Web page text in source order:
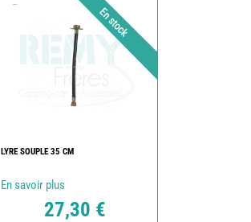
LYRE SOUPLE 35 CM
En savoir plus
27,30 €